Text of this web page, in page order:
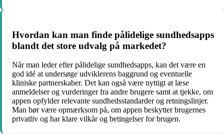
Hvordan kan man finde pålidelige sundhedsapps
blandt det store udvalg på markedet?
Når man leder efter pålidelige sundhedsapps, kan det være en
god idé at undersøge udviklerens baggrund og eventuelle
kliniske partnerskaber. Det kan også være nyttigt at læse
anmeldelser og vurderinger fra andre brugere samt at tjekke, om
appen opfylder relevante sundhedsstandarder og retningslinjer.
Man bør være opmærksom på, om appen beskytter brugernes
privatliv og har klare vilkår og betingelser for brugen.